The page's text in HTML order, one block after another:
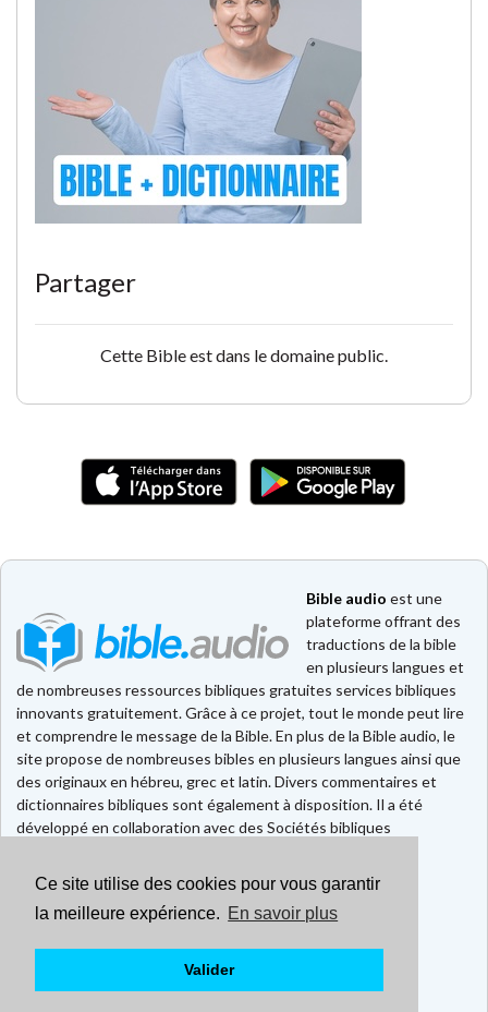
Ce site utilise des cookies pour vous garantir
la meilleure expérience. En savoir plus
Valider
Partager
Cette Bible est dans le domaine public.
Bible audio est une
plateforme offrant des
traductions de la bible
en plusieurs langues et
de nombreuses ressources bibliques gratuites services bibliques
innovants gratuitement. Grâce à ce projet, tout le monde peut lire
et comprendre le message de la Bible. En plus de la Bible audio, le
site propose de nombreuses bibles en plusieurs langues ainsi que
des originaux en hébreu, grec et latin. Divers commentaires et
dictionnaires bibliques sont également à disposition. Il a été
développé en collaboration avec des Sociétés bibliques
Faire un don
Contact